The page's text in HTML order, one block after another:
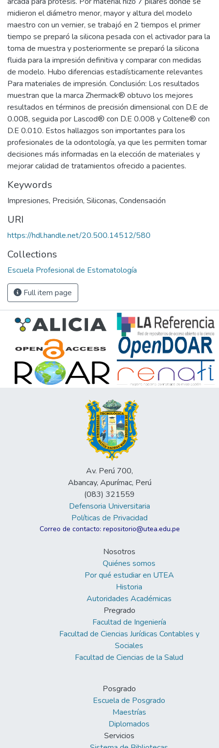
midieron el diámetro menor, mayor y altura del modelo
maestro con un vernier, se trabajó en 2 tiempos el primer
tiempo se preparó la silicona pesada con el activador para la
toma de muestra y posteriormente se preparó la silicona
fluida para la impresión definitiva y comparar con medidas
de modelo. Hubo diferencias estadísticamente relevantes
Para materiales de impresión. Conclusión: Los resultados
muestran que la marca Zhermack® obtuvo los mejores
resultados en términos de precisión dimensional con D.E de
0.008, seguida por Lascod® con D.E 0.008 y Coltene® con
D.E 0.010. Estos hallazgos son importantes para los
profesionales de la odontología, ya que les permiten tomar
decisiones más informadas en la elección de materiales y
mejorar calidad de tratamientos ofrecido a pacientes.
Keywords
Impresiones, Precisión, Siliconas, Condensación
URI
https://hdl.handle.net/20.500.14512/580
Collections
Escuela Profesional de Estomatología
Full item page
Av. Perú 700,
Abancay, Apurímac, Perú
(083) 321559
Defensoria Universitaria
Políticas de Privacidad
Correo de contacto: repositorio@utea.edu.pe
Nosotros
Quiénes somos
Por qué estudiar en UTEA
Historia
Autoridades Académicas
Pregrado
Facultad de Ingeniería
Facultad de Ciencias Jurídicas Contables y
Sociales
Facultad de Ciencias de la Salud
Posgrado
Escuela de Posgrado
Maestrías
Diplomados
Servicios